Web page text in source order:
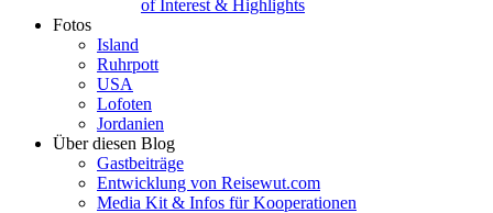
of Interest & Highlights
Fotos
Island
Ruhrpott
USA
Lofoten
Jordanien
Über diesen Blog
Gastbeiträge
Entwicklung von Reisewut.com
Media Kit & Infos für Kooperationen